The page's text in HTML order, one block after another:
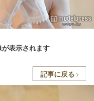
表示されます
記事に戻る